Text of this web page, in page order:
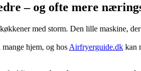
– og ofte mere
med storm. Den lille maskine,
hjem, og hos Airfryerguide.dk kan